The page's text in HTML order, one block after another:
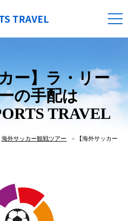
TRAVEL
ー】ラ・リー
の手配は
TRAVEL
海外サッカー観戦ツアー 【海外サッカー】